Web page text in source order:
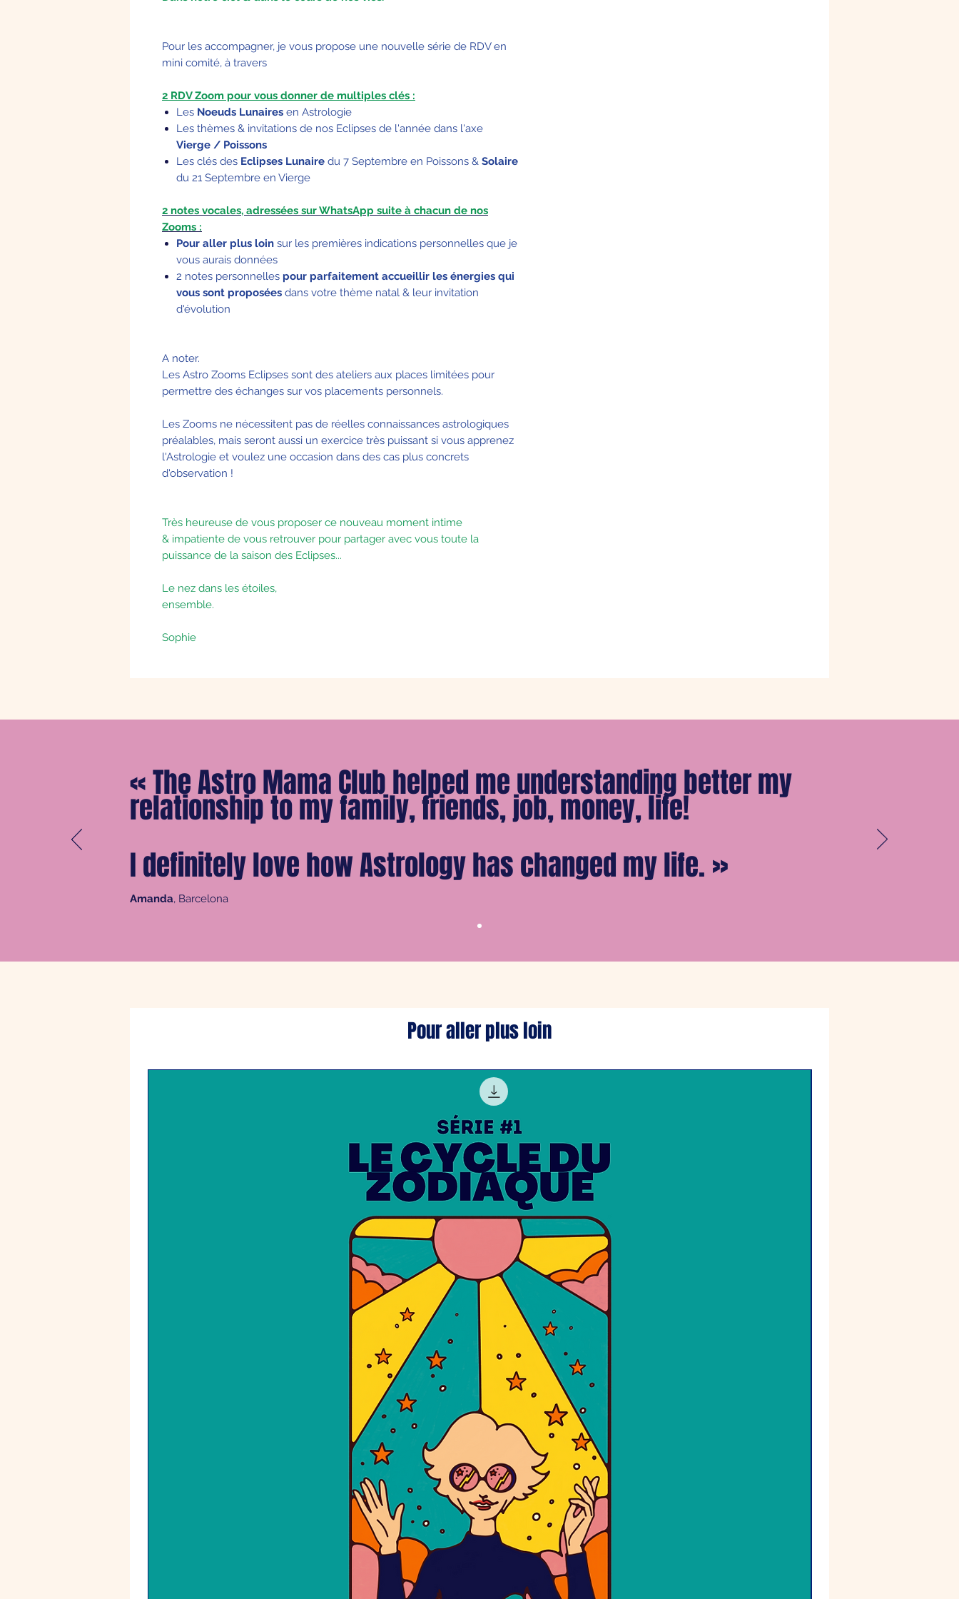
Pour les accompagner, je vous propose une nouvelle série de RDV en
mini comité, à travers
2 RDV Zoom pour vous donner de multiples clés :
Les Noeuds Lunaires en Astrologie
Les thèmes & invitations de nos Eclipses de l'année dans l'axe
Vierge / Poissons
Les clés des Eclipses Lunaire du 7 Septembre en Poissons & Solaire
du 21 Septembre en Vierge
2 notes vocales, adressées sur WhatsApp suite à chacun de nos
Zooms :
Pour aller plus loin sur les premières indications personnelles que je
vous aurais données
2 notes personnelles pour parfaitement accueillir les énergies qui
vous sont proposées dans votre thème natal & leur invitation
d'évolution
A noter.
Les Astro Zooms Eclipses sont des ateliers aux places limitées pour
permettre des échanges sur vos placements personnels.
Les Zooms ne nécessitent pas de réelles connaissances astrologiques
préalables, mais seront aussi un exercice très puissant si vous apprenez
l'Astrologie et voulez une occasion dans des cas plus concrets
d'observation !
Très heureuse de vous proposer ce nouveau moment intime
& impatiente de vous retrouver pour partager avec vous toute la
puissance de la saison des Eclipses...
Le nez dans les étoiles,
ensemble.
Sophie
«The Astro Mama Club helped me understanding better my
relationship to my family, friends, job, money, life!
I definitely love how Astrology has changed my life. »
Amanda, Barcelona
Pour aller plus loin